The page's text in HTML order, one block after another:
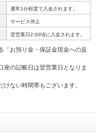
通常1分程度で入金されます。
サービス停止
翌営業日2:00頃に入金されます。
「お預り金・保証金現金への反
座の記帳日は翌営業日となりま
ない時間帯もございます。